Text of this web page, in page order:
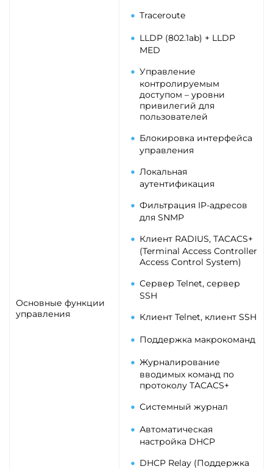
Основные функции
управления
Traceroute
LLDP (802.1ab) + LLDP
MED
Управление
контролируемым
доступом – уровни
привилегий для
пользователей
Блокировка интерфейса
управления
Локальная
аутентификация
Фильтрация IP-адресов
для SNMP
Клиент RADIUS, TACACS+
(Terminal Access Controller
Access Control System)
Сервер Telnet, сервер
SSH
Клиент Telnet, клиент SSH
Поддержка макрокоманд
Журналирование
вводимых команд по
протоколу TACACS+
Системный журнал
Автоматическая
настройка DHCP
DHCP Relay (Поддержка